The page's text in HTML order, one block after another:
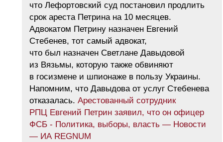
что Лефортовский суд постановил продлить
срок ареста Петрина на 10 месяцев.
Адвокатом Петрину назначен Евгений
Стебенев, тот самый адвокат,
что был назначен Светлане Давыдовой
из Вязьмы, которую также обвиняют
в госизмене и шпионаже в пользу Украины.
Напомним, что Давыдова от услуг Стебенева
отказалась. Арестованный сотрудник
РПЦ Евгений Петрин заявил, что он офицер
ФСБ - Политика, выборы, власть — Новости
— ИА REGNUM